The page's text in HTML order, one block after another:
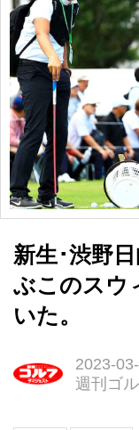
新生･渋野
ぶこのスウ
いた。
2023-
週刊ゴ